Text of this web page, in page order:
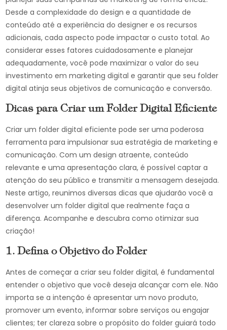
Desde a complexidade do design e a quantidade de
conteúdo até a experiência do designer e os recursos
adicionais, cada aspecto pode impactar o custo total. Ao
considerar esses fatores cuidadosamente e planejar
adequadamente, você pode maximizar o valor do seu
investimento em marketing digital e garantir que seu folder
digital atinja seus objetivos de comunicação e conversão.
Dicas para Criar um Folder Digital Eficiente
Criar um folder digital eficiente pode ser uma poderosa
ferramenta para impulsionar sua estratégia de marketing e
comunicação. Com um design atraente, conteúdo
relevante e uma apresentação clara, é possível captar a
atenção do seu público e transmitir a mensagem desejada.
Neste artigo, reunimos diversas dicas que ajudarão você a
desenvolver um folder digital que realmente faça a
diferença. Acompanhe e descubra como otimizar sua
criação!
1. Defina o Objetivo do Folder
Antes de começar a criar seu folder digital, é fundamental
entender o objetivo que você deseja alcançar com ele. Não
importa se a intenção é apresentar um novo produto,
promover um evento, informar sobre serviços ou engajar
clientes; ter clareza sobre o propósito do folder guiará todo